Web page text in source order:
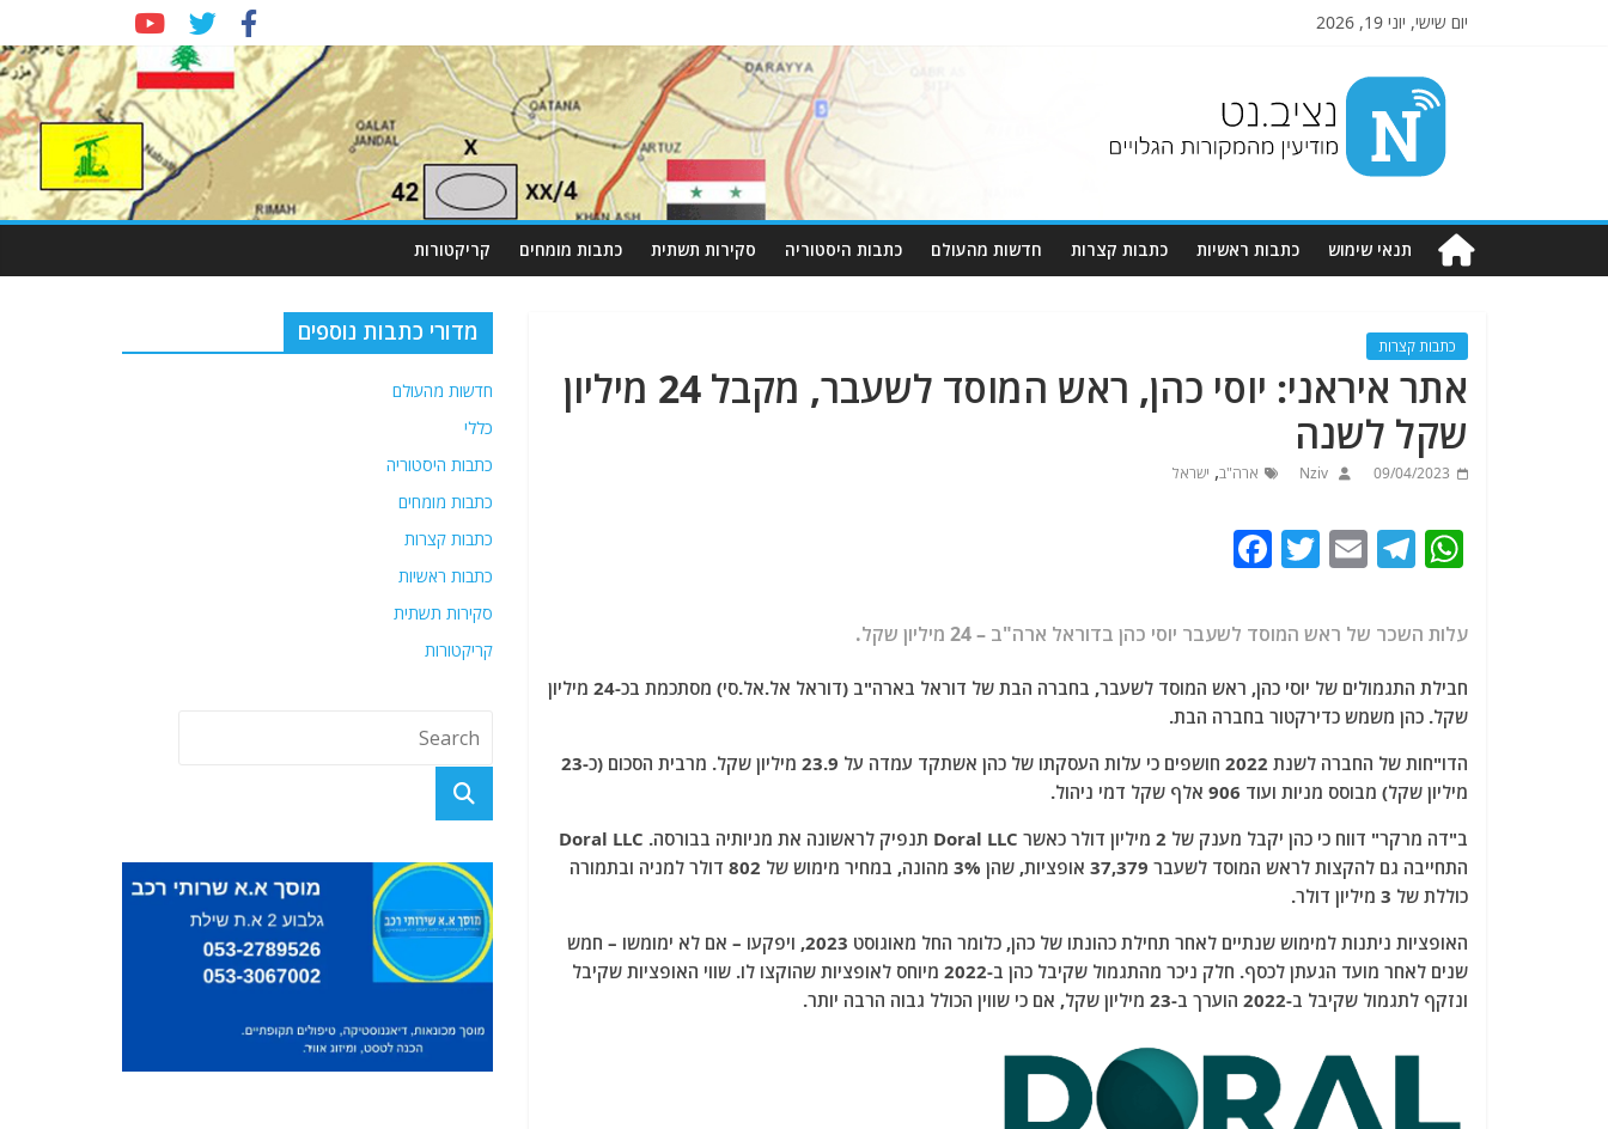
יום שישי, יוני 19, 2026
Nziv.net
מודיעין
מהמקורות
תנאי שימוש כתבות ראשיות כתבות קצרות חדשות מהעולם כתבות היסטוריה סקירות תשתית כתבות מומחים קריקטורות
כתבות קצרות
אתר איראני: יוסי כהן, ראש המוסד לשעבר, מקבל 24 מיליון
שקל לשנה
09/04/2023
Nziv ארה"ב, ישראל
W
at
A
p
p
T
e
ra
m
E
ai
T
itt
c
b
o
o
k
עלות השכר של ראש המוסד לשעבר יוסי כהן בדוראל ארה"ב – 24 מיליון שקל.
חבילת התגמולים של יוסי כהן, ראש המוסד לשעבר, בחברה הבת של דוראל בארה"ב (דוראל אל.אל.סי) מסתכמת בכ-24 מיליון
שקל. כהן משמש כדירקטור בחברה הבת.
הדו"חות של החברה לשנת 2022 חושפים כי עלות העסקתו של כהן אשתקד עמדה על 23.9 מיליון שקל. מרבית הסכום (כ-23
מיליון שקל) מבוסס מניות ועוד 906 אלף שקל דמי ניהול.
ב"דה מרקר" דווח כי כהן יקבל מענק של 2 מיליון דולר כאשר Doral LLC תנפיק לראשונה את מניותיה בבורסה. Doral LLC
התחייבה גם להקצות לראש המוסד לשעבר 37,379 אופציות, שהן 3% מהונה, במחיר מימוש של 802 דולר למניה ובתמורה
כוללת של 3 מיליון דולר.
האופציות ניתנות למימוש שנתיים לאחר תחילת כהונתו של כהן, כלומר החל מאוגוסט 2023, ויפקעו – אם לא ימומשו – חמש
שנים לאחר מועד הגעתן לכסף. חלק ניכר מהתגמול שקיבל כהן ב-2022 מיוחס לאופציות שהוקצו לו. שווי האופציות שקיבל
ונזקף לתגמול שקיבל ב-2022 הוערך ב-23 מיליון שקל, אם כי שווין הכולל גבוה הרבה יותר.
מדורי כתבות נוספים
חדשות מהעולם
כללי
כתבות היסטוריה
כתבות מומחים
כתבות קצרות
כתבות ראשיות
סקירות תשתית
קריקטורות